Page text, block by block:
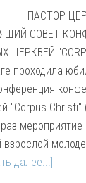
ПАСТОР
СОВЕТ
проходила
"Corpus Christi"
взрослой
далее...]